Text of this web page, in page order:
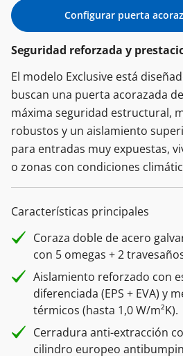
Configurar puerta
Seguridad reforzada y
El modelo Exclusive está
buscan una puerta acorazada
máxima seguridad estructural,
robustos y un aislamiento
para entradas muy expuestas,
o zonas con condiciones
Características principales
Coraza doble de acero
con 5 omegas + 2
Aislamiento reforzado con
diferenciada (EPS + EVA) y
térmicos (hasta 1,0 W/m²K).
Cerradura anti-extracción
cilindro europeo